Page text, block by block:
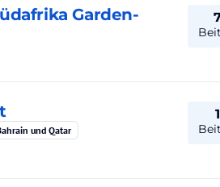
Garden-
und Qatar